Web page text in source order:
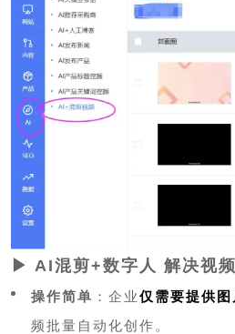
▶ AI混剪+数字人 解决视
操作简单 ：企业仅需要提供图
频批量自动化创作。